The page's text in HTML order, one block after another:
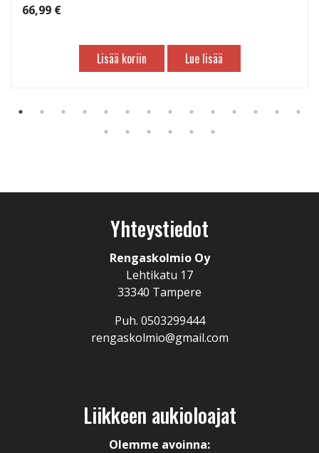
66,99 €
Lisää koriin Lue lisää
Yhteystiedot
Rengaskolmio Oy
Lehtikatu 17
33340 Tampere
Puh. 0503299444
rengaskolmio@gmail.com
Liikkeen aukioloajat
Olemme avoinna: